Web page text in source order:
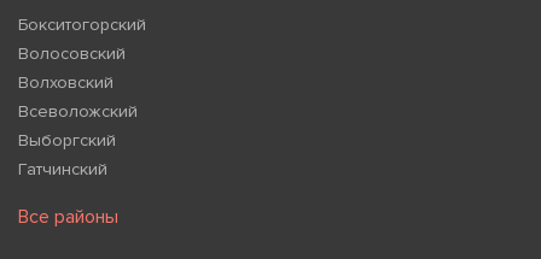
Бокситогорский
Волосовский
Волховский
Всеволожский
Выборгский
Гатчинский
Все районы